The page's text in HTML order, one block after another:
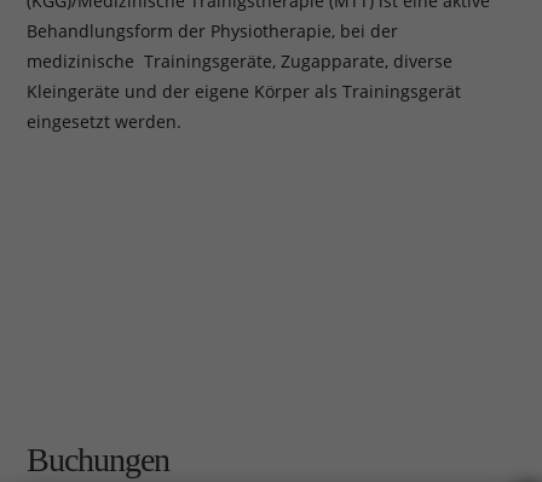
Behandlungsform der Physiotherapie, bei der
medizinische Trainingsgeräte, Zugapparate, diverse
Kleingeräte und der eigene Körper als Trainingsgerät
eingesetzt werden.
Buchungen